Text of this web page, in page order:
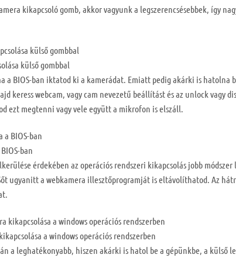
kikapcsoló gomb, akkor vagyunk a legszerencsésebbek, így
külső gombbal
a BIOS-ban iktatod ki a kamerádat. Emiatt pedig akárki is hatolna
keress webcam, vagy cam nevezetű beállítást és az unlock vagy
ezt megtenni vagy vele együtt a mikrofon is elszáll.
ban
érdekében az operációs rendszeri kikapcsolás jobb módszer
ugyanitt a webkamera illesztőprogramját is eltávolíthatod. Az
a windows operációs rendszerben
a leghatékonyabb, hiszen akárki is hatol be a gépünkbe, a külső